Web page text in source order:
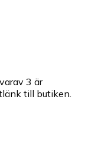
3 är
till butiken.